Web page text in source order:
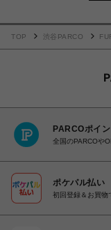
TOP 渋谷PARCO
PARCOポイン
全国のPARCOや
ポケパル払い
初回登録＆お買物